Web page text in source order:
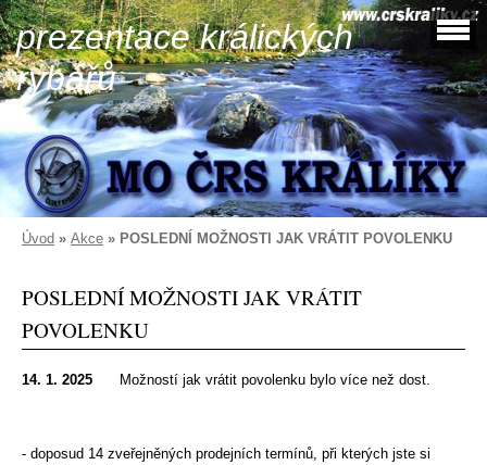
prezentace králických
rybářů
Úvod » Akce » POSLEDNÍ MOŽNOSTI JAK VRÁTIT POVOLENKU
POSLEDNÍ MOŽNOSTI JAK VRÁTIT
POVOLENKU
14. 1. 2025 Možností jak vrátit povolenku bylo více než dost.
- doposud 14 zveřejněných prodejních termínů, při kterých jste si